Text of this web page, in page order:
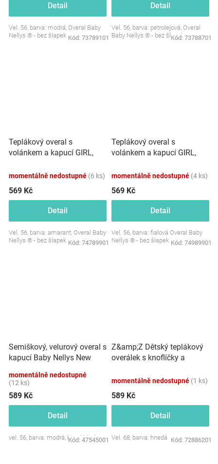
Detail
Vel. 56, barva: modrá, Overal Baby
Nellys ® - bez šlapek Kód: 73789101
Detail
Vel. 56, barva: petrolejová, Overal
Baby Nellys ® - bez šlapek
Kód: 73788701
Teplákový overal s
volánkem a kapucí GIRL,
momentálně nedostupné (6 ks)
569 Kč
Detail
Vel. 56, barva: amarant, Overal Baby
Nellys ® - bez šlapek Kód: 74789901
Teplákový overal s
volánkem a kapucí GIRL,
momentálně nedostupné (4 ks)
569 Kč
Detail
Vel. 56, barva: fialová Overal Baby
Nellys ® - bez šlapek Kód: 74989901
Semiškový, velurový overal s
kapucí Baby Nellys New
momentálně nedostupné
(12 ks)
589 Kč
Detail
vel. 56, barva: modrá, Hand Made
Kód: 47545001
Z&amp;Z Dětský teplákový
overálek s knoflíčky a
momentálně nedostupné (1 ks)
589 Kč
Detail
Vel. 68, barva: hnedá Kód: 72886201